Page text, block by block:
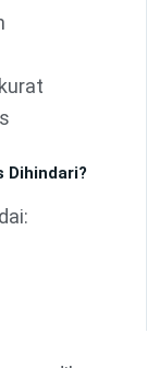
Dihindari?